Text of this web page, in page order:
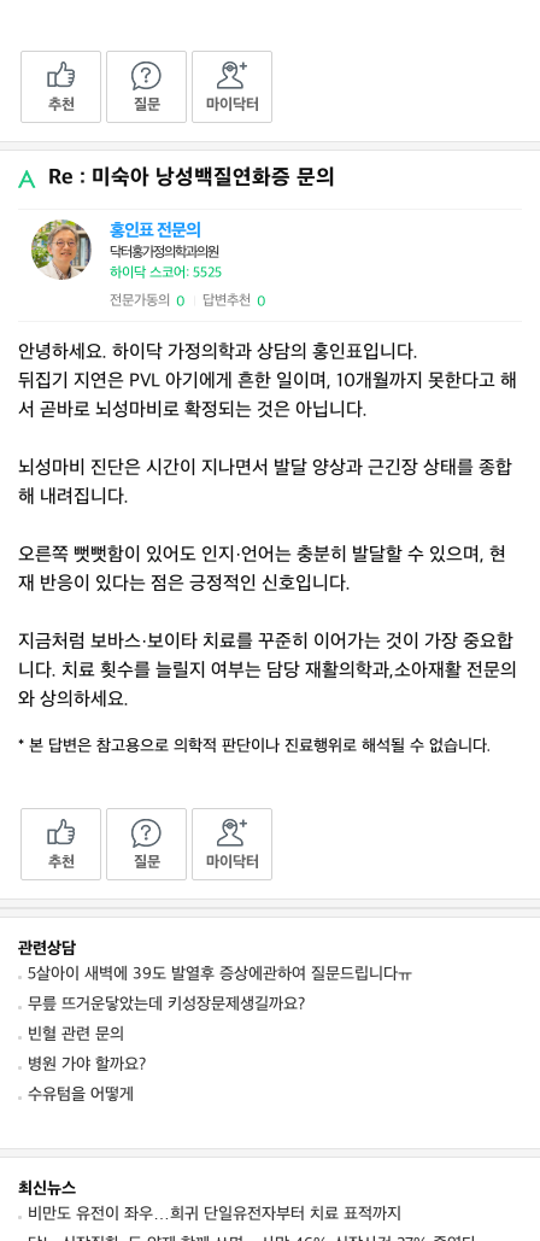
추천 질문 마이닥터
Re : 미숙아 낭성백질연화증 문의
홍인표 전문의
닥터홍가정의학과의원
하이닥 스코어: 5525
전문가동의 0 답변추천 0
안녕하세요. 하이닥 가정의학과 상담의 홍인표입니다.
뒤집기 지연은 PVL 아기에게 흔한 일이며, 10개월까지 못한다고 해
서 곧바로 뇌성마비로 확정되는 것은 아닙니다.
뇌성마비 진단은 시간이 지나면서 발달 양상과 근긴장 상태를 종합
해 내려집니다.
오른쪽 뻣뻣함이 있어도 인지·언어는 충분히 발달할 수 있으며, 현
재 반응이 있다는 점은 긍정적인 신호입니다.
지금처럼 보바스·보이타 치료를 꾸준히 이어가는 것이 가장 중요합
니다. 치료 횟수를 늘릴지 여부는 담당 재활의학과,소아재활 전문의
와 상의하세요.
* 본 답변은 참고용으로 의학적 판단이나 진료행위로 해석될 수 없습니다.
추천 질문 마이닥터
관련상담
5살아이 새벽에 39도 발열후 증상에관하여 질문드립니다ㅠ
무릎 뜨거운닿았는데 키성장문제생길까요?
빈혈 관련 문의
병원 가야 할까요?
수유텀을 어떻게
최신뉴스
비만도 유전이 좌우…희귀 단일유전자부터 치료 표적까지